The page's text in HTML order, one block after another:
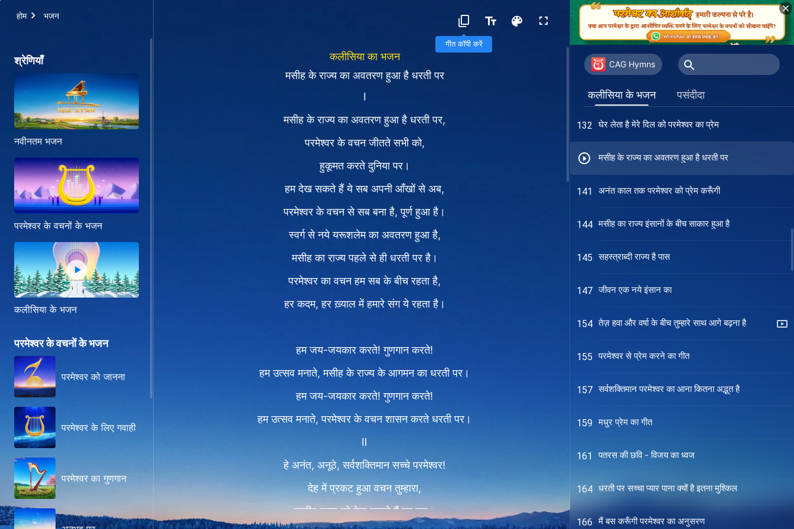
होम भजन
गीत कॉपी करें
श्रेणियाँ
नवीनतम भजन
परमेश्वर के वचनों के भजन
कलीसिया के भजन
परमेश्वर के वचनों के भजन
परमेश्वर को जानना
परमेश्वर के लिए गवाही
परमेश्वर का गुणगान
कलीसिया का भजन
मसीह के राज्य का अवतरण हुआ है धरती पर
Ⅰ
मसीह के राज्य का अवतरण हुआ है धरती पर,
परमेश्वर के वचन जीतते सभी को,
हुकूमत करते दुनिया पर।
हम देख सकते हैं ये सब अपनी आँखों से अब,
परमेश्वर के वचन से सब बना है, पूर्ण हुआ है।
स्वर्ग से नये यरूशलेम का अवतरण हुआ है,
मसीह का राज्य पहले से ही धरती पर है।
परमेश्वर का वचन हम सब के बीच रहता है,
हर कदम, हर ख़्याल में हमारे संग ये रहता है।
हम जय-जयकार करते! गुणगान करते!
हम उत्सव मनाते, मसीह के राज्य के आगमन का धरती पर।
हम जय-जयकार करते! गुणगान करते!
हम उत्सव मनाते, परमेश्वर के वचन शासन करते धरती पर।
Ⅱ
हे अनंत, अनूठे, सर्वशक्तिमान सच्चे परमेश्वर!
देह में प्रकट हुआ वचन तुम्हारा,
सजीव वचन को देख सकते हैं हम सब।
CAG Hymns
कलीसिया के भजन पसंदीदा
122 परमेश्वर के प्रेम ने मेरा दिल पिघला दिया
125 परमेश्वर को प्रेम करने के पथ में निर्भीक बनो
128 ईमानदार हैं
132 घेर लेता है मेरे दिल को परमेश्वर का प्रेम
मसीह के राज्य का अवतरण हुआ है धरती पर
141 अनंत काल तक परमेश्वर को प्रेम करूँगी
144 मसीह का राज्य इंसानों के बीच साकार हुआ है
145 सहस्त्राब्दी राज्य है पास
147 जीवन एक नये इंसान का
154 तेज़ हवा और वर्षा के बीच तुम्हारे साथ आगे बढ़ना है
155 परमेश्वर से प्रेम करने का गीत
157 सर्वशक्तिमान परमेश्वर का आना कितना अद्भुत है
159 मधुर प्रेम का गीत
161 पतरस की छवि - विजय का ध्वज
164 धरती पर सच्चा प्यार पाना क्यों है इतना मुश्किल
166 मैं बस करूँगी परमेश्वर का अनुसरण